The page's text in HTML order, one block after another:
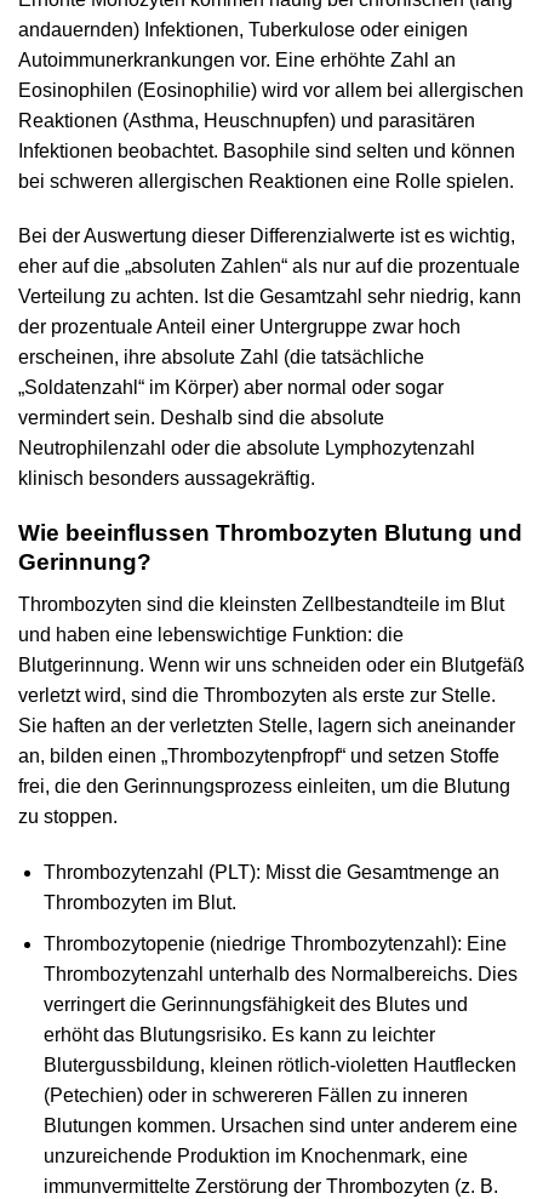
andauernden) Infektionen, Tuberkulose oder einigen
Autoimmunerkrankungen vor. Eine erhöhte Zahl an
Eosinophilen (Eosinophilie) wird vor allem bei allergischen
Reaktionen (Asthma, Heuschnupfen) und parasitären
Infektionen beobachtet. Basophile sind selten und können
bei schweren allergischen Reaktionen eine Rolle spielen.
Bei der Auswertung dieser Differenzialwerte ist es wichtig,
eher auf die „absoluten Zahlen“ als nur auf die prozentuale
Verteilung zu achten. Ist die Gesamtzahl sehr niedrig, kann
der prozentuale Anteil einer Untergruppe zwar hoch
erscheinen, ihre absolute Zahl (die tatsächliche
„Soldatenzahl“ im Körper) aber normal oder sogar
vermindert sein. Deshalb sind die absolute
Neutrophilenzahl oder die absolute Lymphozytenzahl
klinisch besonders aussagekräftig.
Wie beeinflussen Thrombozyten Blutung und
Gerinnung?
Thrombozyten sind die kleinsten Zellbestandteile im Blut
und haben eine lebenswichtige Funktion: die
Blutgerinnung. Wenn wir uns schneiden oder ein Blutgefäß
verletzt wird, sind die Thrombozyten als erste zur Stelle.
Sie haften an der verletzten Stelle, lagern sich aneinander
an, bilden einen „Thrombozytenpfropf“ und setzen Stoffe
frei, die den Gerinnungsprozess einleiten, um die Blutung
zu stoppen.
Thrombozytenzahl (PLT): Misst die Gesamtmenge an
Thrombozyten im Blut.
Thrombozytopenie (niedrige Thrombozytenzahl): Eine
Thrombozytenzahl unterhalb des Normalbereichs. Dies
verringert die Gerinnungsfähigkeit des Blutes und
erhöht das Blutungsrisiko. Es kann zu leichter
Blutergussbildung, kleinen rötlich-violetten Hautflecken
(Petechien) oder in schwereren Fällen zu inneren
Blutungen kommen. Ursachen sind unter anderem eine
unzureichende Produktion im Knochenmark, eine
immunvermittelte Zerstörung der Thrombozyten (z. B.